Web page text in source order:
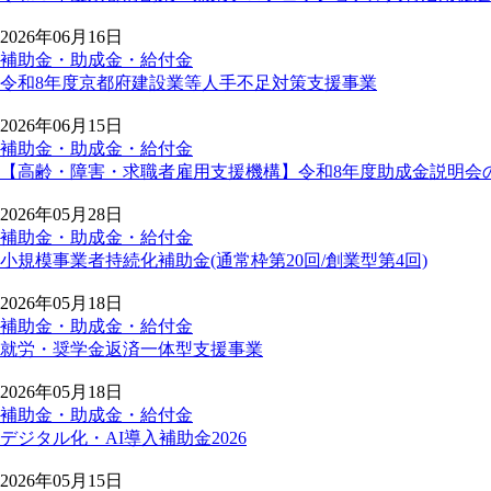
2026年06月16日
補助金・助成金・給付金
令和8年度京都府建設業等人手不足対策支援事業
2026年06月15日
補助金・助成金・給付金
【高齢・障害・求職者雇用支援機構】令和8年度助成金説明会
2026年05月28日
補助金・助成金・給付金
小規模事業者持続化補助金(通常枠第20回/創業型第4回)
2026年05月18日
補助金・助成金・給付金
就労・奨学金返済一体型支援事業
2026年05月18日
補助金・助成金・給付金
デジタル化・AI導入補助金2026
2026年05月15日